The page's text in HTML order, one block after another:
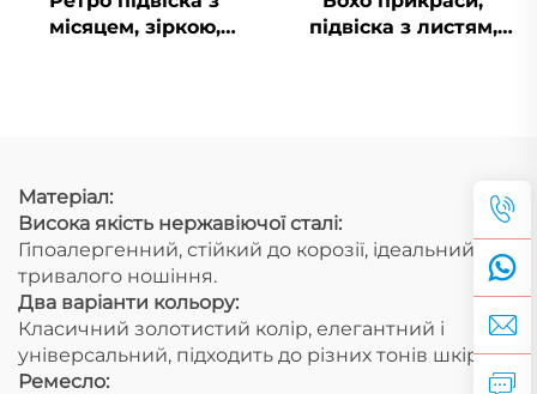
місяцем, зіркою,
тематикою
підвіска з листям,
Матеріал:
Висока якість нержавіючої сталі:
Гіпоалергенний, стійкий до корозії, ідеальний для
тривалого ношіння.
Два варіанти кольору:
Класичний золотистий колір, елегантний і
універсальний, підходить до різних тонів шкіри.
Ремесло: